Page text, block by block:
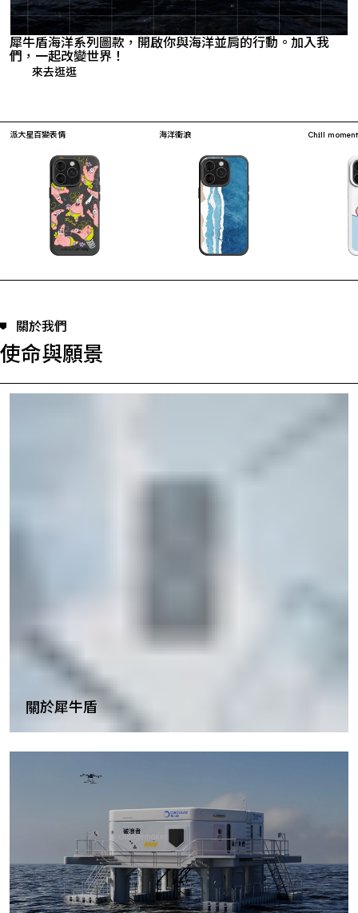
犀牛盾海洋系列圖款，開啟你與海洋並肩的行動。加入我
們，一起改變世界！
來去逛逛
派大星百變表情 海洋衝浪 Chill moment
關於我們
使命與願景
關於犀牛盾